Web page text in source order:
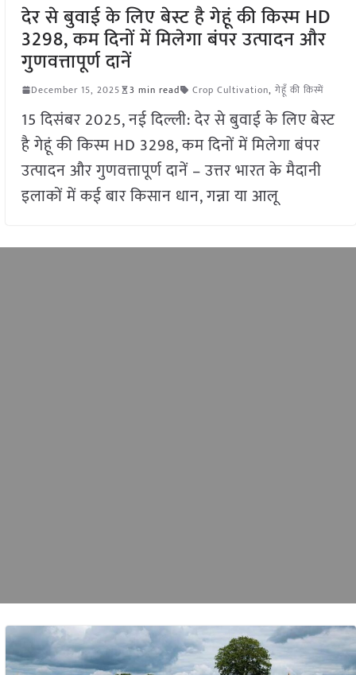
देर से बुवाई के लिए बेस्ट है गेहूं की किस्म HD
3298, कम दिनों में मिलेगा बंपर उत्पादन और
गुणवत्तापूर्ण दानें
December 15, 2025 3 min read Crop Cultivation, गेहूँ की किस्में
15 दिसंबर 2025, नई दिल्ली: देर से बुवाई के लिए बेस्ट
है गेहूं की किस्म HD 3298, कम दिनों में मिलेगा बंपर
उत्पादन और गुणवत्तापूर्ण दानें – उत्तर भारत के मैदानी
इलाकों में कई बार किसान धान, गन्ना या आलू